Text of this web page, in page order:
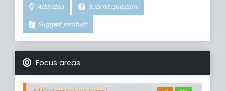
Add idea Submit question
Suggest product
Focus areas